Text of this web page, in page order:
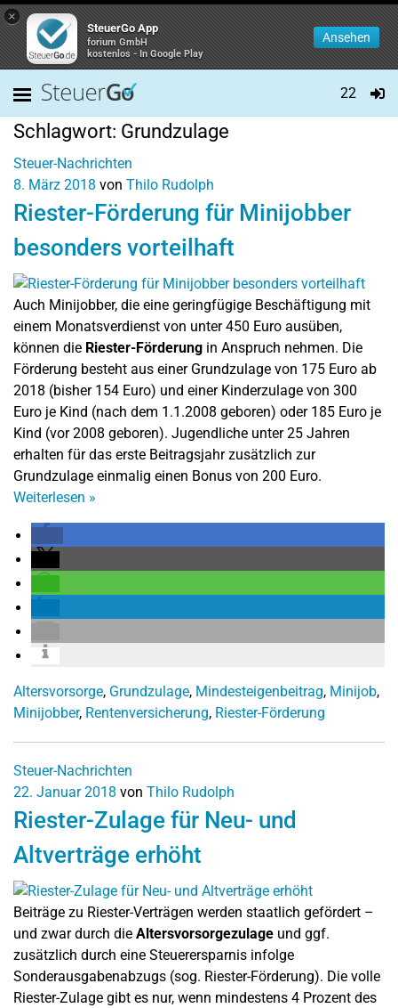
×
SteuerGo App
forium GmbH
kostenlos - In Google Play
Ansehen
22
Schlagwort: Grundzulage
Steuer-Nachrichten
8. März 2018 von Thilo Rudolph
Riester-Förderung für Minijobber
besonders vorteilhaft
Auch Minijobber, die eine geringfügige Beschäftigung mit
einem Monatsverdienst von unter 450 Euro ausüben,
können die Riester-Förderung in Anspruch nehmen. Die
Förderung besteht aus einer Grundzulage von 175 Euro ab
2018 (bisher 154 Euro) und einer Kinderzulage von 300
Euro je Kind (nach dem 1.1.2008 geboren) oder 185 Euro je
Kind (vor 2008 geboren). Jugendliche unter 25 Jahren
erhalten für das erste Beitragsjahr zusätzlich zur
Grundzulage einmalig einen Bonus von 200 Euro.
Weiterlesen »
Altersvorsorge, Grundzulage, Mindesteigenbeitrag, Minijob,
Minijobber, Rentenversicherung, Riester-Förderung
Steuer-Nachrichten
22. Januar 2018 von Thilo Rudolph
Riester-Zulage für Neu- und
Altverträge erhöht
Beiträge zu Riester-Verträgen werden staatlich gefördert –
und zwar durch die Altersvorsorgezulage und ggf.
zusätzlich durch eine Steuerersparnis infolge
Sonderausgabenabzugs (sog. Riester-Förderung). Die volle
Riester-Zulage gibt es nur, wenn mindestens 4 Prozent des